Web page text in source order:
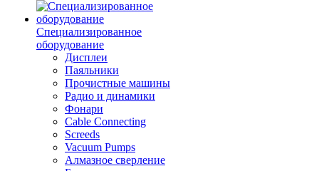
Специализированное
оборудование
Дисплеи
Паяльники
Прочистные машины
Радио и динамики
Фонари
Cable Connecting
Screeds
Vacuum Pumps
Алмазное сверление